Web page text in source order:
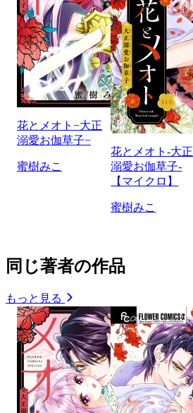
花とメオト−大正
溺愛お伽草子−
蜜樹みこ
花とメオト-大正
溺愛お伽草子-
【マイクロ】
蜜樹みこ
同じ著者の作品
もっと見る